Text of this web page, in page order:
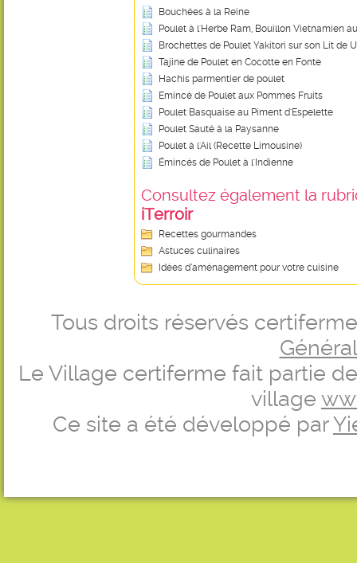
Bouchées à la Reine
Poulet à l'Herbe Ram, Bouillon Vietnamien
Brochettes de Poulet Yakitori sur son Lit de
Tajine de Poulet en Cocotte en Fonte
Hachis parmentier de poulet
Emincé de Poulet aux Pommes Fruits
Poulet Basquaise au Piment d'Espelette
Poulet Sauté à la Paysanne
Poulet à l'Ail (Recette Limousine)
Émincés de Poulet à l'Indienne
Consultez également la
iTerroir
Recettes gourmandes
Astuces culinaires
Idées d’aménagement pour votre cuisine
Tous droits réservés
Le Village certiferme fait partie
village
Ce site a été développé par